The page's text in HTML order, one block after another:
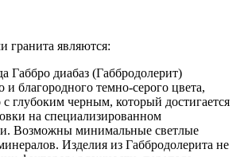
являются:
Габбро диабаз (Габбродолерит)
благородного темно-серого цвета,
глубоким черным, который достигается
на специализированном
Возможны минимальные светлые
Изделия из Габбродолерита не